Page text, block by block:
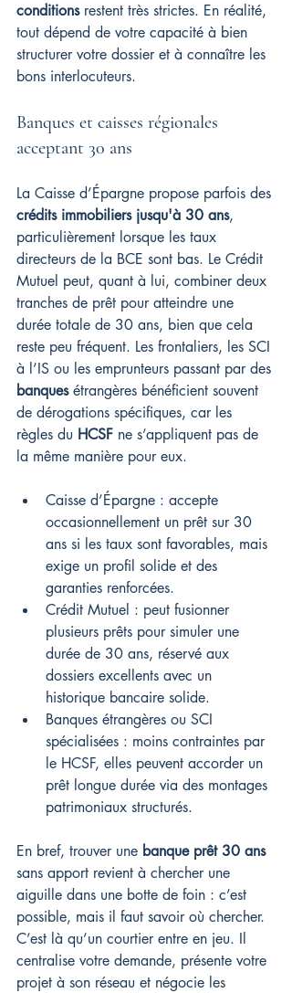
conditions restent très strictes. En réalité,
tout dépend de votre capacité à bien
structurer votre dossier et à connaître les
bons interlocuteurs.
Banques et caisses régionales
acceptant 30 ans
La Caisse d’Épargne propose parfois des
crédits immobiliers jusqu'à 30 ans,
particulièrement lorsque les taux
directeurs de la BCE sont bas. Le Crédit
Mutuel peut, quant à lui, combiner deux
tranches de prêt pour atteindre une
durée totale de 30 ans, bien que cela
reste peu fréquent. Les frontaliers, les SCI
à l’IS ou les emprunteurs passant par des
banques étrangères bénéficient souvent
de dérogations spécifiques, car les
règles du HCSF ne s’appliquent pas de
la même manière pour eux.
Caisse d’Épargne : accepte
occasionnellement un prêt sur 30
ans si les taux sont favorables, mais
exige un profil solide et des
garanties renforcées.
Crédit Mutuel : peut fusionner
plusieurs prêts pour simuler une
durée de 30 ans, réservé aux
dossiers excellents avec un
historique bancaire solide.
Banques étrangères ou SCI
spécialisées : moins contraintes par
le HCSF, elles peuvent accorder un
prêt longue durée via des montages
patrimoniaux structurés.
En bref, trouver une banque prêt 30 ans
sans apport revient à chercher une
aiguille dans une botte de foin : c’est
possible, mais il faut savoir où chercher.
C’est là qu’un courtier entre en jeu. Il
centralise votre demande, présente votre
projet à son réseau et négocie les